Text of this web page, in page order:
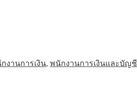
งานการเงิน, พนักงานการเงินและบัญชี